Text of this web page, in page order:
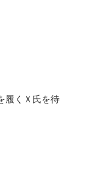
履くＸ氏を待